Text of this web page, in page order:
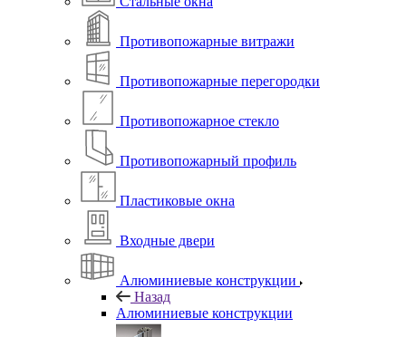
Противопожарные витражи
Противопожарные перегородки
Противопожарное стекло
Противопожарный профиль
Пластиковые окна
Входные двери
Алюминиевые конструкции
Назад
Алюминиевые конструкции